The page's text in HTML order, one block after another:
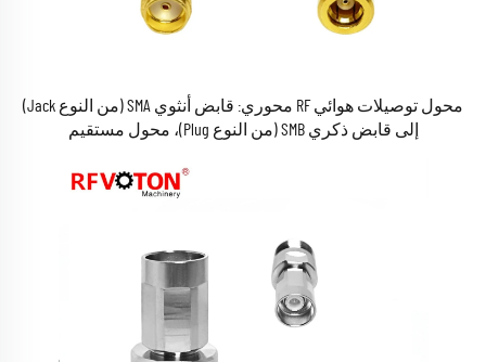
محول توصيلات هوائي RF محوري: قابض أنثوي SMA (من النوع Jack)
إلى قابض ذكري SMB (من النوع Plug)، محول مستقيم